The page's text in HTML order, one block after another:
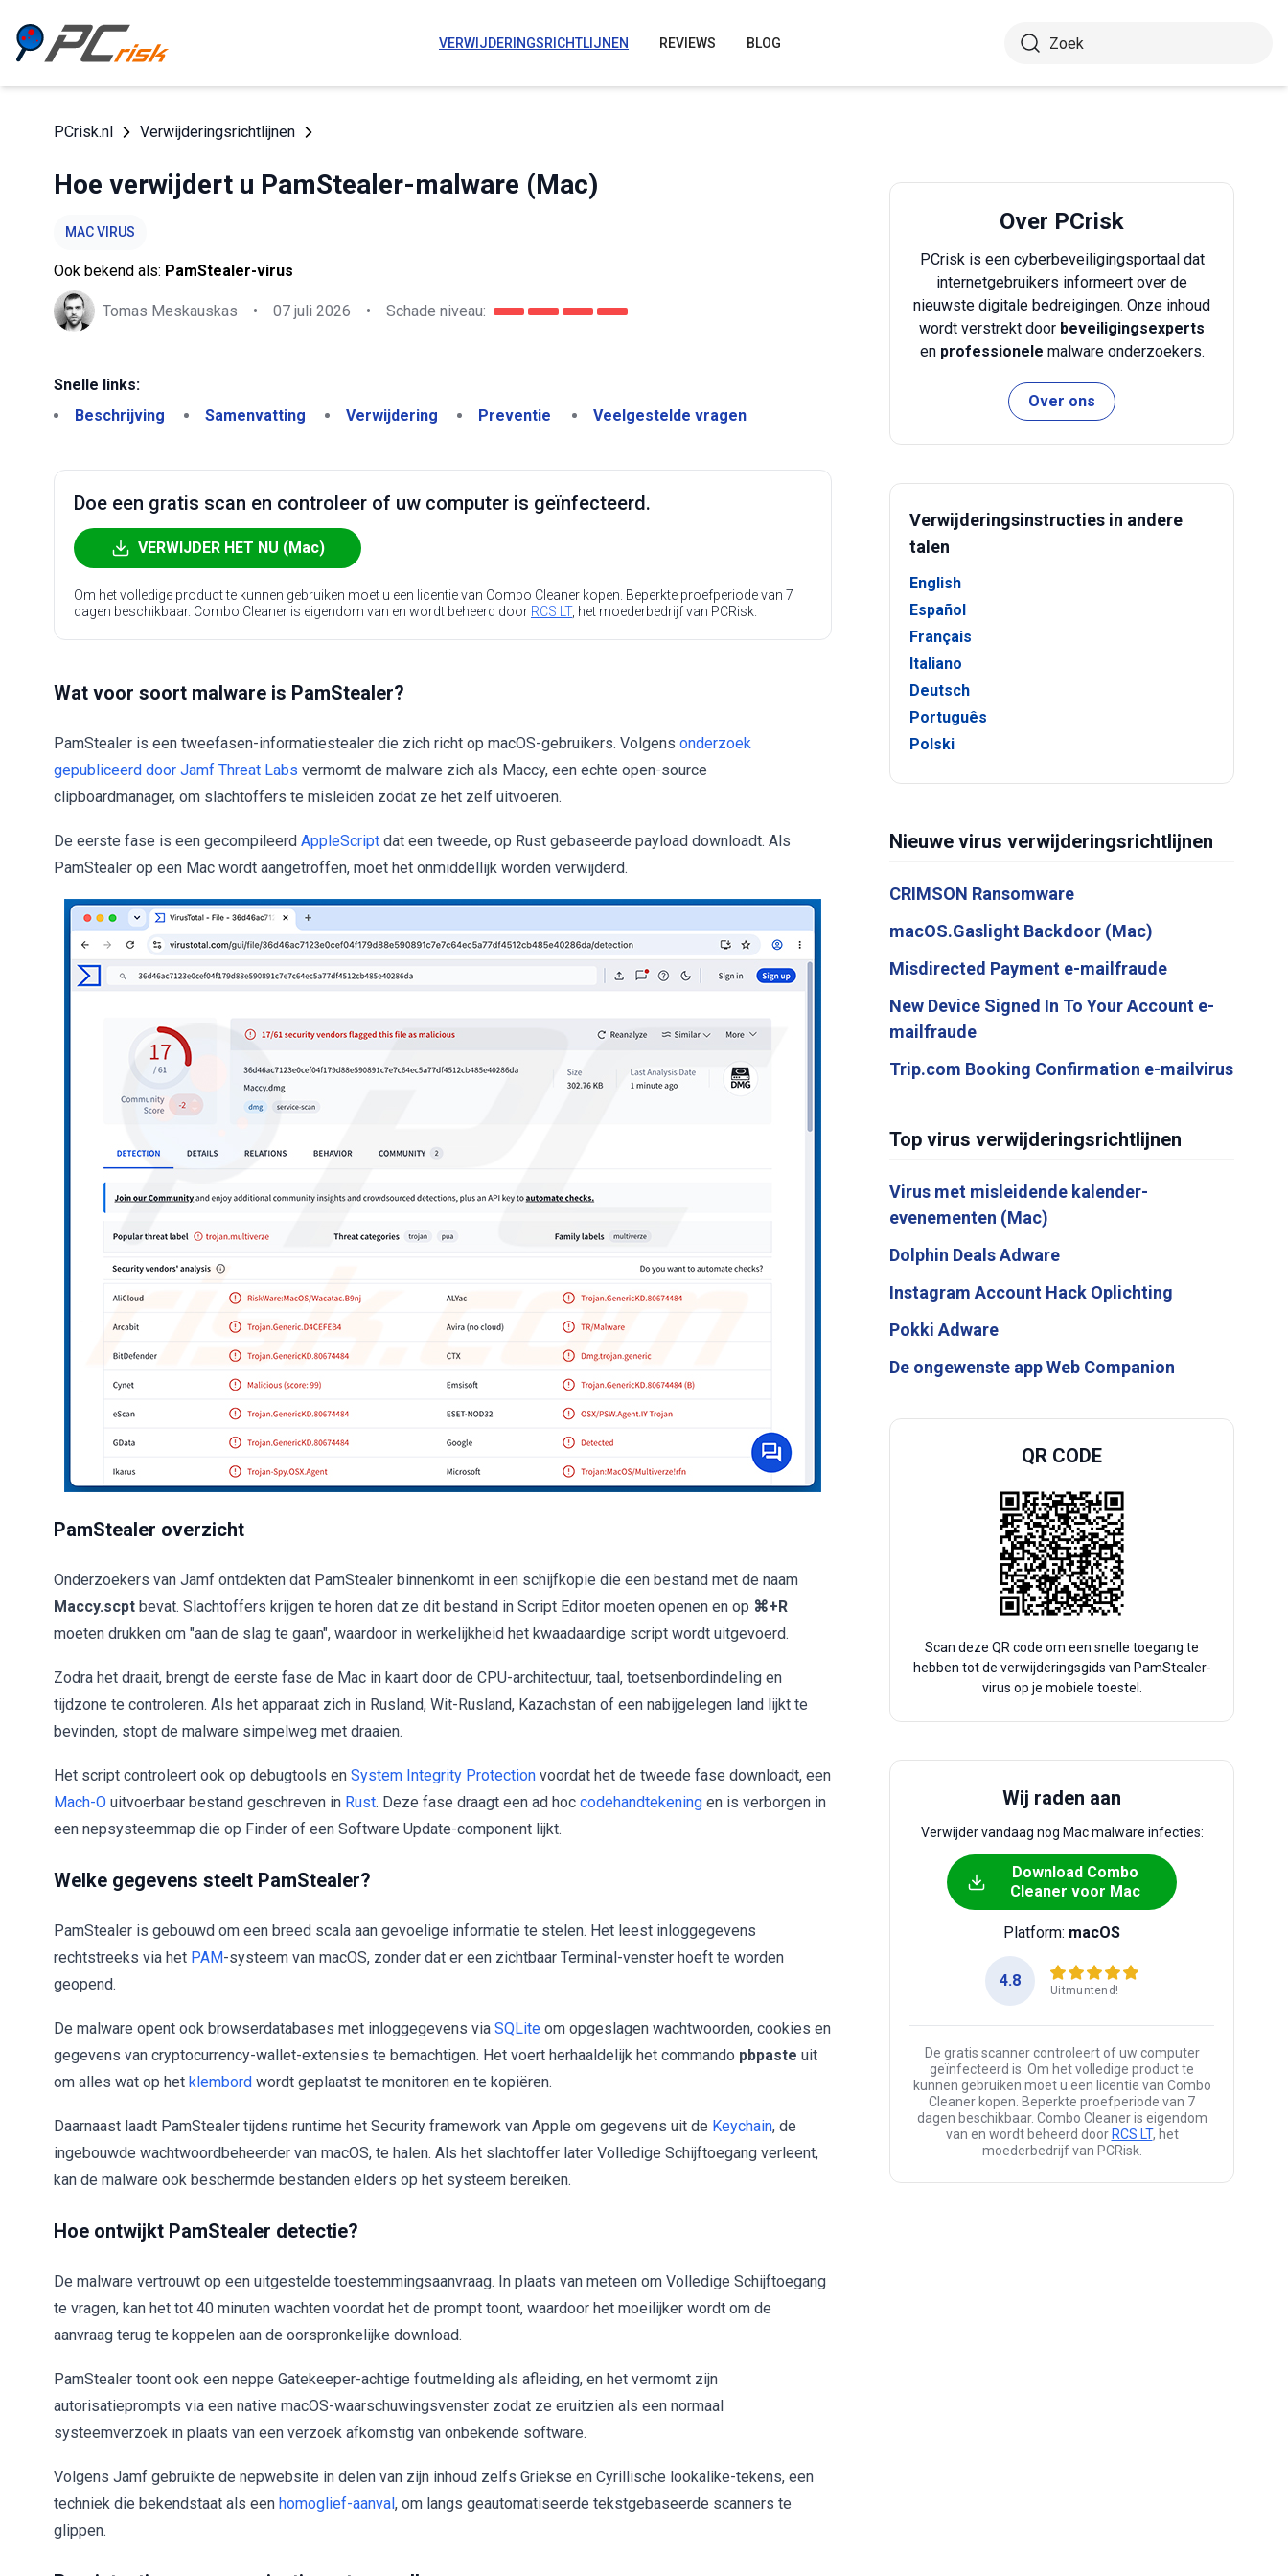
VERWIJDERINGSRICHTLIJNEN REVIEWS BLOG
PCrisk.nl Verwijderingsrichtlijnen
Hoe verwijdert u PamStealer-malware (Mac)
MAC VIRUS
Ook bekend als: PamStealer-virus
Tomas Meskauskas • 07 juli 2026 • Schade niveau:
Snelle links:
Beschrijving
Samenvatting Verwijdering Preventie Veelgestelde vragen
Doe een gratis scan en controleer of uw computer is geïnfecteerd.
VERWIJDER HET NU (Mac)
Om het volledige product te kunnen gebruiken moet u een licentie van Combo Cleaner kopen. Beperkte proefperiode van 7
dagen beschikbaar. Combo Cleaner is eigendom van en wordt beheerd door RCS LT, het moederbedrijf van PCRisk.
Wat voor soort malware is PamStealer?
PamStealer is een tweefasen-informatiestealer die zich richt op macOS-gebruikers. Volgens onderzoek
gepubliceerd door Jamf Threat Labs vermomt de malware zich als Maccy, een echte open-source
clipboardmanager, om slachtoffers te misleiden zodat ze het zelf uitvoeren.
De eerste fase is een gecompileerd AppleScript dat een tweede, op Rust gebaseerde payload downloadt. Als
PamStealer op een Mac wordt aangetroffen, moet het onmiddellijk worden verwijderd.
PamStealer overzicht
Onderzoekers van Jamf ontdekten dat PamStealer binnenkomt in een schijfkopie die een bestand met de naam
Maccy.scpt bevat. Slachtoffers krijgen te horen dat ze dit bestand in Script Editor moeten openen en op ⌘+R
moeten drukken om "aan de slag te gaan", waardoor in werkelijkheid het kwaadaardige script wordt uitgevoerd.
Zodra het draait, brengt de eerste fase de Mac in kaart door de CPU-architectuur, taal, toetsenbordindeling en
tijdzone te controleren. Als het apparaat zich in Rusland, Wit-Rusland, Kazachstan of een nabijgelegen land lijkt te
bevinden, stopt de malware simpelweg met draaien.
Het script controleert ook op debugtools en System Integrity Protection voordat het de tweede fase downloadt, een
Mach-O uitvoerbaar bestand geschreven in Rust. Deze fase draagt een ad hoc codehandtekening en is verborgen in
een nepsysteemmap die op Finder of een Software Update-component lijkt.
Welke gegevens steelt PamStealer?
PamStealer is gebouwd om een breed scala aan gevoelige informatie te stelen. Het leest inloggegevens
rechtstreeks via het PAM-systeem van macOS, zonder dat er een zichtbaar Terminal-venster hoeft te worden
geopend.
De malware opent ook browserdatabases met inloggegevens via SQLite om opgeslagen wachtwoorden, cookies en
gegevens van cryptocurrency-wallet-extensies te bemachtigen. Het voert herhaaldelijk het commando pbpaste uit
om alles wat op het klembord wordt geplaatst te monitoren en te kopiëren.
Daarnaast laadt PamStealer tijdens runtime het Security framework van Apple om gegevens uit de Keychain, de
ingebouwde wachtwoordbeheerder van macOS, te halen. Als het slachtoffer later Volledige Schijftoegang verleent,
kan de malware ook beschermde bestanden elders op het systeem bereiken.
Hoe ontwijkt PamStealer detectie?
De malware vertrouwt op een uitgestelde toestemmingsaanvraag. In plaats van meteen om Volledige Schijftoegang
te vragen, kan het tot 40 minuten wachten voordat het de prompt toont, waardoor het moeilijker wordt om de
aanvraag terug te koppelen aan de oorspronkelijke download.
PamStealer toont ook een neppe Gatekeeper-achtige foutmelding als afleiding, en het vermomt zijn
autorisatieprompts via een native macOS-waarschuwingsvenster zodat ze eruitzien als een normaal
systeemverzoek in plaats van een verzoek afkomstig van onbekende software.
Volgens Jamf gebruikte de nepwebsite in delen van zijn inhoud zelfs Griekse en Cyrillische lookalike-tekens, een
techniek die bekendstaat als een homoglief-aanval, om langs geautomatiseerde tekstgebaseerde scanners te
glippen.
Over PCrisk
PCrisk is een cyberbeveiligingsportaal dat
internetgebruikers informeert over de
nieuwste digitale bedreigingen. Onze inhoud
wordt verstrekt door beveiligingsexperts
en professionele malware onderzoekers.
Over ons
Verwijderingsinstructies in andere
talen
English
Español
Français
Italiano
Deutsch
Português
Polski
Nieuwe virus verwijderingsrichtlijnen
CRIMSON Ransomware
macOS.Gaslight Backdoor (Mac)
Misdirected Payment e-mailfraude
New Device Signed In To Your Account e-
mailfraude
Trip.com Booking Confirmation e-mailvirus
Top virus verwijderingsrichtlijnen
Virus met misleidende kalender-
evenementen (Mac)
Dolphin Deals Adware
Instagram Account Hack Oplichting
Pokki Adware
De ongewenste app Web Companion
QR CODE
Scan deze QR code om een snelle toegang te
hebben tot de verwijderingsgids van PamStealer-
virus op je mobiele toestel.
Wij raden aan
Verwijder vandaag nog Mac malware infecties:
Download Combo
Cleaner voor Mac
Platform: macOS
4.8
Uitmuntend!
De gratis scanner controleert of uw computer
geïnfecteerd is. Om het volledige product te
kunnen gebruiken moet u een licentie van Combo
Cleaner kopen. Beperkte proefperiode van 7
dagen beschikbaar. Combo Cleaner is eigendom
van en wordt beheerd door RCS LT, het
moederbedrijf van PCRisk.